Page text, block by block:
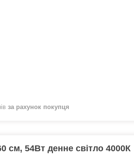
за рахунок покупця
см, 54Вт денне світло 4000К